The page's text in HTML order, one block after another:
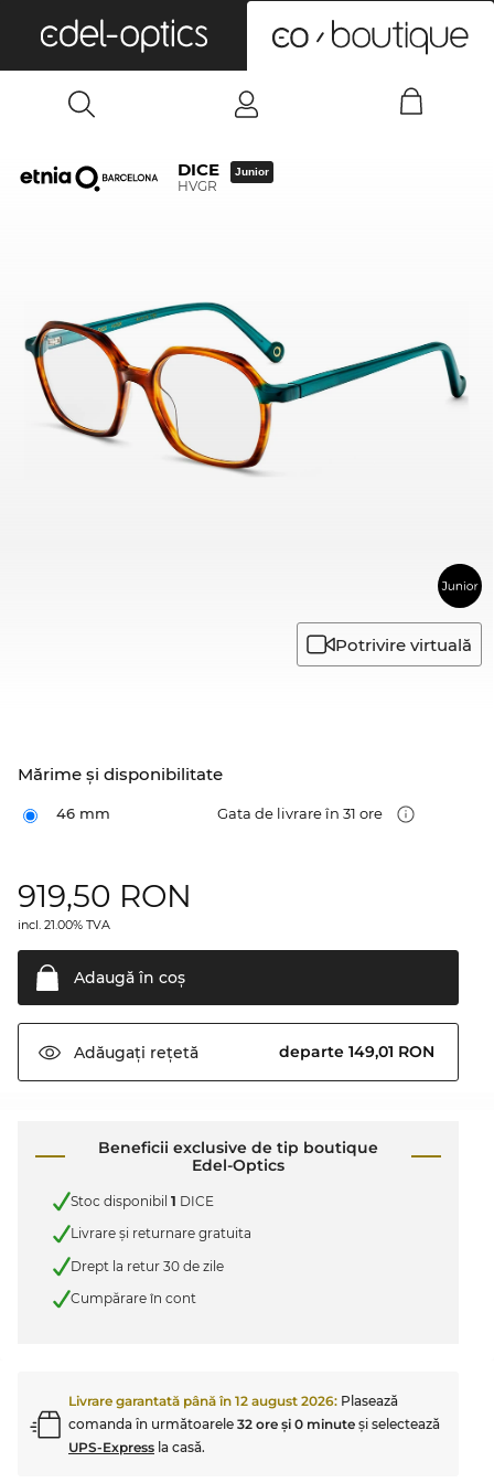
DICE
HVGR
Junior
Potrivire virtuală
Mărime şi disponibilitate
46 mm Gata de livrare în 31 ore
919,50 RON
incl. 21.00% TVA
Adaugă în coş
Adăugați rețetă departe 149,01 RON
Beneficii exclusive de tip boutique
Edel-Optics
Stoc disponibil 1 DICE
Livrare şi returnare gratuita
Drept la retur 30 de zile
Cumpărare în cont
Livrare garantată până în 12 august 2026: Plasează
comanda în următoarele 32 ore şi 0 minute şi selectează
UPS-Express la casă.